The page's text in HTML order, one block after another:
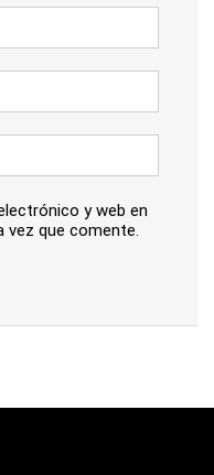
y web en
vez que comente.